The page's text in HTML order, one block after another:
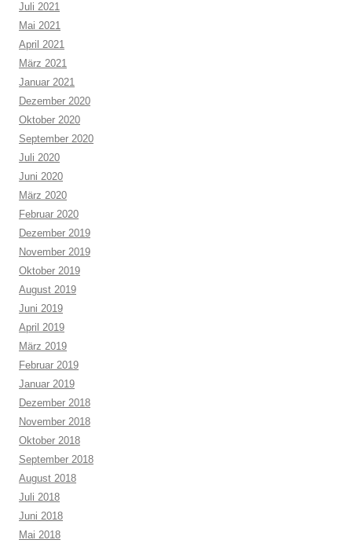
Juli 2021
Mai 2021
April 2021
März 2021
Januar 2021
Dezember 2020
Oktober 2020
September 2020
Juli 2020
Juni 2020
März 2020
Februar 2020
Dezember 2019
November 2019
Oktober 2019
August 2019
Juni 2019
April 2019
März 2019
Februar 2019
Januar 2019
Dezember 2018
November 2018
Oktober 2018
September 2018
August 2018
Juli 2018
Juni 2018
Mai 2018